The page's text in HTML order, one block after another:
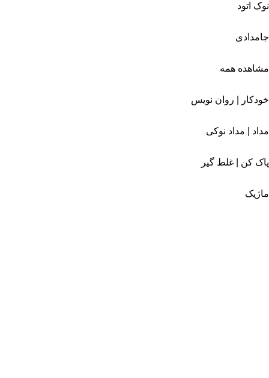
نوک اتود
جامدادی
مشاهده همه
خودکار | روان نویس
مداد | مداد نوکی
پاک کن | غلط گیر
ماژیک